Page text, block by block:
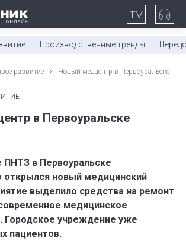
Производственные тренды
развитие Новый медцентр в Первоуральске
в Первоуральске
ПНТЗ в Первоуральске
открылся новый медицинский
выделило средства на ремонт
медицинское
Городское учреждение уже
пациентов.